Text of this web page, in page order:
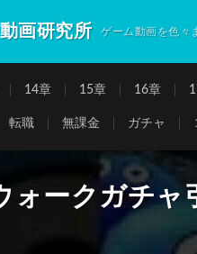
画研究所 ゲーム動画を色々
14章 15章 16章
転職 無課金 ガチャ
ォークガチャ